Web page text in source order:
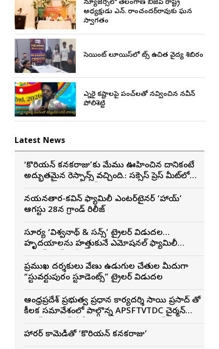
న్యూజెర్సీలో తెలంగాణ బీజేపీ రాష్ట్ర
అధ్యక్షుడు ఎన్. రాంచందర్‌రావుకు ఘన
స్వాగతం
సెయింట్ లూయిస్‌లో నాట్స్ ఉచిత వైద్య శిబిరం
ఎన్నారై కష్టాలపై పంచ్‌లతో నవ్వించిన నవీన్
పోలిశెట్టి
Latest News
‘కొరియన్ కనకరాజు’కు మేము ఊహించిన దానికంటే
అద్భుతమైన రెస్పాన్స్ వచ్చింది.: సక్సెస్ ప్రెస్ మీట్‌లో
నయనతార-కవిన్ ఫ్యామిలీ ఎంటర్‌టైనర్ ‘హాయ్’
ఆగస్టు 28న గ్రాండ్ రిలీజ్
సూర్య ‘విశ్వనాథ్ & సన్స్’ ట్రైలర్ విడుదల…
హృదయాలను హత్తుకునే ఎమోషనల్ ఫ్యామిలీ
ప్రముఖ దర్శకులు వేణు ఉడుగుల చేతుల మీదుగా
“స్టువర్టుపురం స్టూడెంట్స్” ట్రైలర్ విడుదల
ఆంధ్రప్రదేశ్ ప్రభుత్వ ప్రధాన కార్యదర్శి సాయి ప్రసాద్ తో
కీలక సమావేశంలో పాల్గొన్న APSFTVTDC చైర్మన్
శాఖల అధికారులు
హారర్ కామెడీతో ‘కొరియన్ కనకరాజు’